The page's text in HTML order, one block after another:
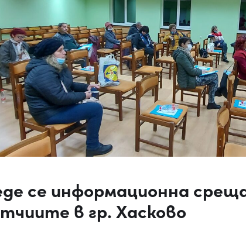
се информационна
в гр. Хасково